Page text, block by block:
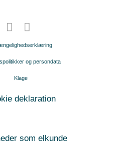
og persondata
Klage
deklaration
som elkunde